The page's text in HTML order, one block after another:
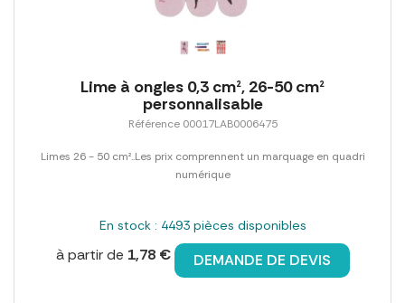
Lime à ongles 0,3 cm², 26-50 cm²
personnalisable
Référence 00017LAB0006475
Limes 26 - 50 cm²..Les prix comprennent un marquage en quadri
numérique
En stock : 4493 pièces disponibles
à partir de 1,78 € DEMANDE DE DEVIS